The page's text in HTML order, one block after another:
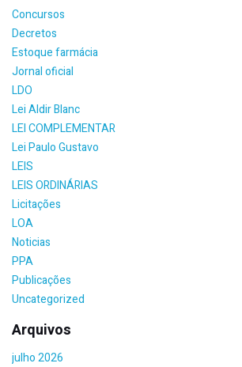
Concursos
Decretos
Estoque farmácia
Jornal oficial
LDO
Lei Aldir Blanc
LEI COMPLEMENTAR
Lei Paulo Gustavo
LEIS
LEIS ORDINÁRIAS
Licitações
LOA
Noticias
PPA
Publicações
Uncategorized
Arquivos
julho 2026